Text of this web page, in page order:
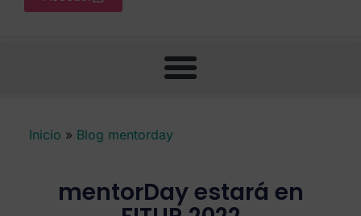
Inicio » Blog mentorday
mentorDay estará en